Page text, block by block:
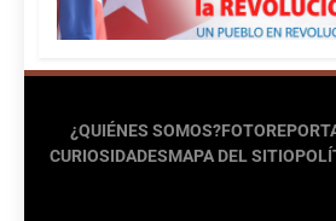
¿QUIÉNES SOMOS?
CURIOSIDADESMAPA DEL SITIO